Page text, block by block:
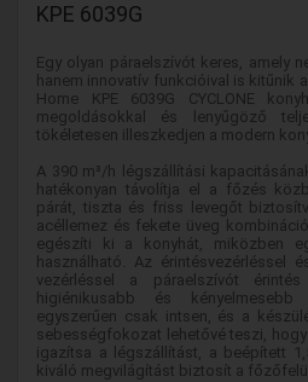
KPE 6039G
Egy olyan páraelszívót keres, amely
hanem innovatív funkcióival is kitűnik
Home KPE 6039G CYCLONE
megoldásokkal és lenyűgöző
tökéletesen illeszkedjen a modern
A 390 m³/h légszállítási
hatékonyan távolítja el a főzés
párát, tiszta és friss levegőt
acéllemez és fekete üveg
egészíti ki a konyhát, miközben
használható. Az érintésvezérléssel
vezérléssel a páraelszívót
higiénikusabb és
egyszerűen csak intsen, és a
sebességfokozat lehetővé teszi,
igazítsa a légszállítást, a beépített
kiváló megvilágítást biztosít a